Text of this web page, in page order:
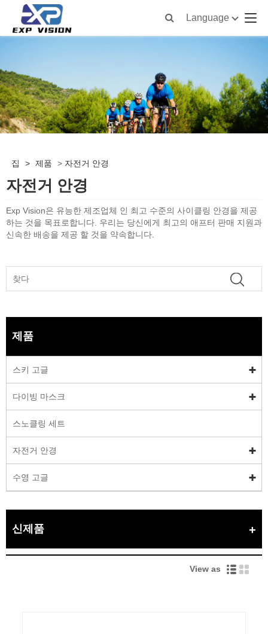
Language
집 > 제품 > 자전거 안경
자전거 안경
Exp Vision은 유능한 제조업체 인 최고 수준의 사이클링 안경을 제공
하는 것을 목표로합니다. 우리는 당신에게 최고의 애프터 판매 지원과
신속한 배송을 제공 할 것을 약속합니다.
제품
스키 고글
다이빙 마스크
스노클링 세트
자전거 안경
수영 고글
신제품
View as